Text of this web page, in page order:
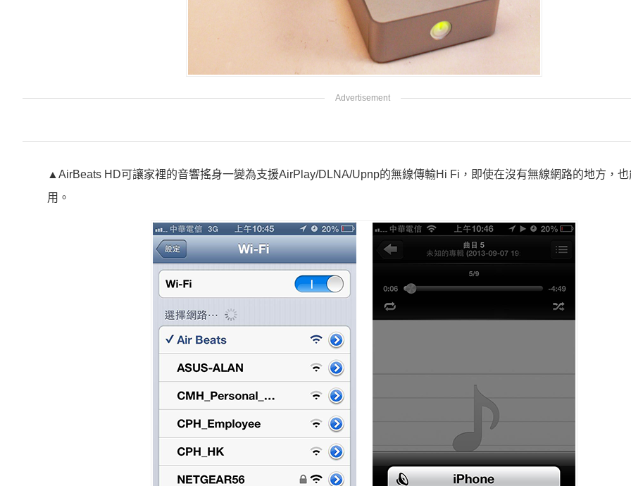
▲ AirBeats HD可讓家裡的音響搖身一變為支援AirPlay/DLNA/Upnp的無線傳輸Hi Fi，即使在沒有無線網路的地方，
用。